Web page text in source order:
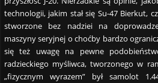
technologii, jakim stał się Su-47 Bierkut,
stworzone bez nadziei na
maszyny seryjnej o choćby bardzo
się też uwagę na pewne
radzieckiego myśliwca, tworzonego w
„fizycznym wyrazem” był samolot